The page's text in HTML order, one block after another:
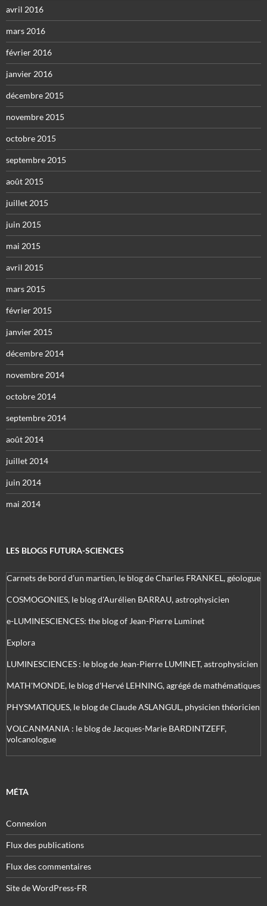
avril 2016
mars 2016
février 2016
janvier 2016
décembre 2015
novembre 2015
octobre 2015
septembre 2015
août 2015
juillet 2015
juin 2015
mai 2015
avril 2015
mars 2015
février 2015
janvier 2015
décembre 2014
novembre 2014
octobre 2014
septembre 2014
août 2014
juillet 2014
juin 2014
mai 2014
LES BLOGS FUTURA-SCIENCES
Carnets de bord d’un martien, le blog de Charles FRANKEL, géologue
COSMOGONIES, le blog d'Aurélien BARRAU, astrophysicien
e-LUMINESCIENCES: the blog of Jean-Pierre Luminet
Explora
LUMINESCIENCES : le blog de Jean-Pierre LUMINET, astrophysicien
MATH'MONDE, le blog d'Hervé LEHNING, agrégé de mathématiques
PHYSMATIQUES, le blog de Claude ASLANGUL, physicien théoricien
VOLCANMANIA : le blog de Jacques-Marie BARDINTZEFF,
volcanologue
MÉTA
Connexion
Flux des publications
Flux des commentaires
Site de WordPress-FR